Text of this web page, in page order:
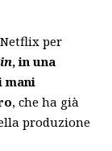
per
, in una
mani
, che ha già
produzione